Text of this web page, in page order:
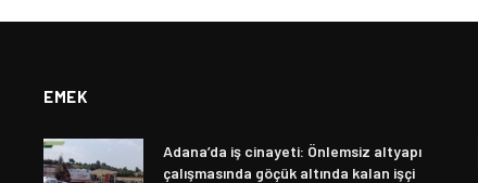
EMEK
Adana’da iş cinayeti: Önlemsiz altyapı
çalışmasında göçük altında kalan işçi